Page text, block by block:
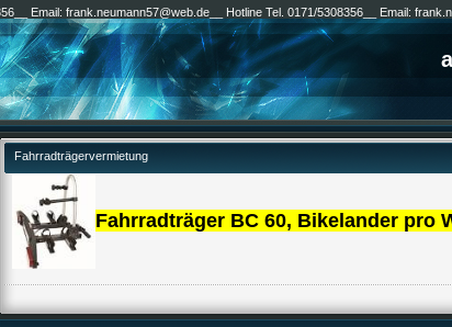
Email: frank.neumann57@web.de__ Hotline Tel. 0171/5308356__ Email:
Fahrradträgervermietung
Fahrradträger BC 60, Bikelander pro